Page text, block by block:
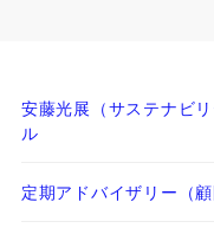
安藤光展（サステナビ
ル
定期アドバイザリー（